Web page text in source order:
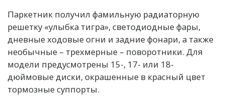
Паркетник получил фамильную радиаторную
решетку «улыбка тигра», светодиодные фары,
дневные ходовые огни и задние фонари, а также
необычные – трехмерные – поворотники. Для
модели предусмотрены 15-, 17- или 18-
дюймовые диски, окрашенные в красный цвет
тормозные суппорты.